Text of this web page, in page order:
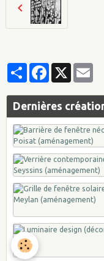
PartagerFacebook
X
Dernières